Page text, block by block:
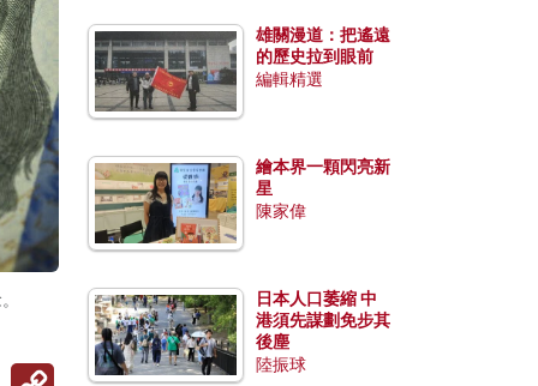
Copy
雄關漫道：把遙遠
的歷史拉到眼前
編輯精選
繪本界一顆閃亮新
星
陳家偉
日本人口萎縮 中
港須先謀劃免步其
後塵
陸振球